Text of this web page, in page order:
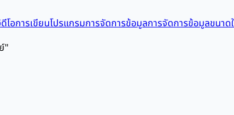
โอการเขียนโปรแกรมการจัดการข้อมูลการจัดการข้อมูลขนา
"